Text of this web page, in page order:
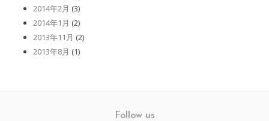
2014年2月 (3)
2014年1月 (2)
2013年11月 (2)
2013年8月 (1)
Follow us